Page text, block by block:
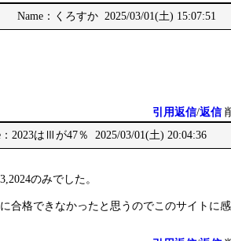
Name：くろすか 2025/03/01(土) 15:07:51
引用返信/返信
：2023はⅢが47％ 2025/03/01(土) 20:04:36
のみでした。
合格できなかったと思うのでこのサイトに感